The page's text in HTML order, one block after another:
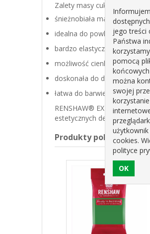
Zalety masy cukrowej
śnieżnobiała masa cukrowa
idealna do powlekania
bardzo elastyczna i
możliwość cienkiego
doskonała do dekoracji i
łatwa do barwienia i
RENSHAW® EXTRA BIAŁY
estetycznych dekoracjach
Produkty pokrewne
jego treści
Państwa
pomocą
można
swojej
cookies.
polityce